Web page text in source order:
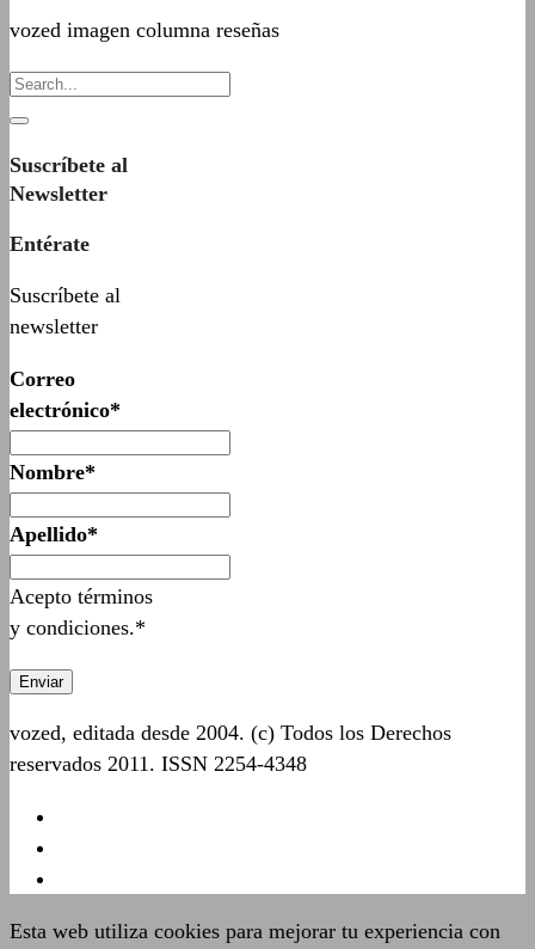
vozed imagen columna reseñas
Suscríbete al
Newsletter
Entérate
Suscríbete al
newsletter
Correo
electrónico*
Nombre*
Apellido*
Acepto términos
y condiciones.*
vozed, editada desde 2004. (c) Todos los Derechos
reservados 2011. ISSN 2254-4348
Esta web utiliza cookies para mejorar tu experiencia con